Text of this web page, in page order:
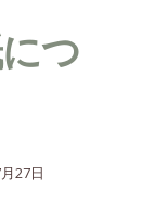
つ
27日